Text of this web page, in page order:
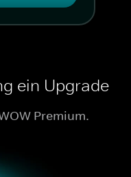
ein Upgrade
Premium.